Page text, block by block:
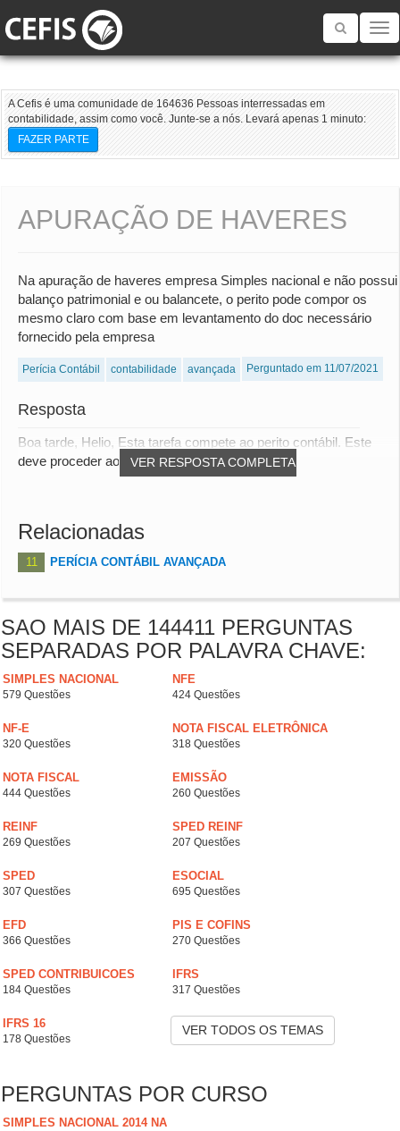
Toggle
A Cefis é uma comunidade de 164636 Pessoas interressadas em
contabilidade, assim como você. Junte-se a nós. Levará apenas 1 minuto:
FAZER PARTE
APURAÇÃO DE HAVERES
Na apuração de haveres empresa Simples nacional e não possui
balanço patrimonial e ou balancete, o perito pode compor os
mesmo claro com base em levantamento do doc necessário
fornecido pela empresa
Perícia Contábil contabilidade avançada Perguntado em 11/07/2021
Resposta
VER RESPOSTA COMPLETA
Boa tarde, Helio, Esta tarefa compete ao perito contábil. Este
deve proceder ao levantamento patrimo...
Relacionadas
11 PERÍCIA CONTÁBIL AVANÇADA
SAO MAIS DE 144411 PERGUNTAS
SEPARADAS POR PALAVRA CHAVE:
SIMPLES NACIONAL
579 Questões
NFE
424 Questões
NF-E
320 Questões
NOTA FISCAL ELETRÔNICA
318 Questões
NOTA FISCAL
444 Questões
EMISSÃO
260 Questões
REINF
269 Questões
SPED REINF
207 Questões
SPED
307 Questões
ESOCIAL
695 Questões
EFD
366 Questões
PIS E COFINS
270 Questões
SPED CONTRIBUICOES
184 Questões
IFRS
317 Questões
IFRS 16
178 Questões
VER TODOS OS TEMAS
PERGUNTAS POR CURSO
SIMPLES NACIONAL 2014 NA